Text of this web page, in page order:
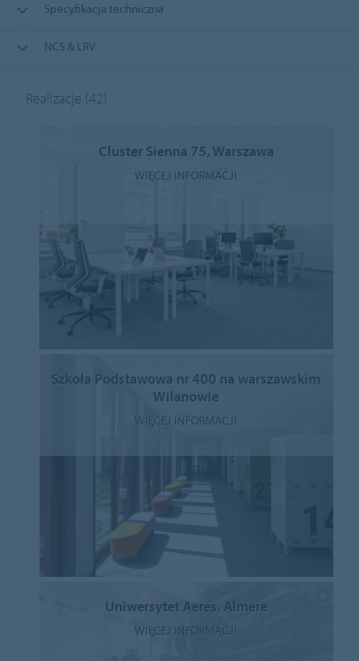
Specyfikacja techniczna
NCS & LRV
Realizacje (42)
Cluster Sienna 75, Warszawa
WIĘCEJ INFORMACJI
Szkoła Podstawowa nr 400 na warszawskim
Wilanowie
WIĘCEJ INFORMACJI
Uniwersytet Aeres, Almere
WIĘCEJ INFORMACJI